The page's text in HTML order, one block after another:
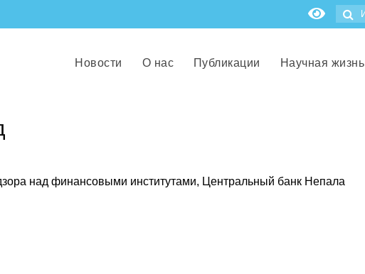
Новости О нас Публикации Научная жизнь
над финансовыми институтами, Центральный банк Непала